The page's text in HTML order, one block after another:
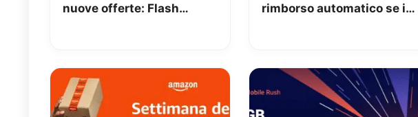
nuove offerte: Flash
rimborso automatico se il